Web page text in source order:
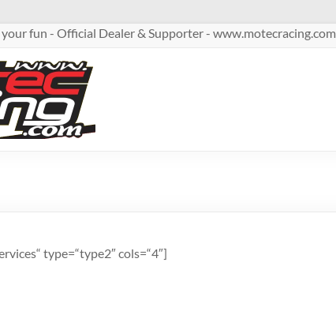
fun - Official Dealer & Supporter - www.motecracing.com
type=“type2″ cols=“4″]